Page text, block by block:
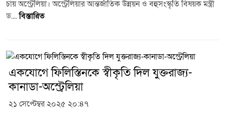
চায় অস্ট্রেলিয়া। অস্ট্রেলিয়ার আন্তর্জাতিক উন্নয়ন ও বহুসংস্কৃতি বিষয়ক মন্ত্রী
ড....বিস্তারিত
একযোগে ফিলিস্তিনকে স্বীকৃতি দিল যুক্তরাজ্য-
কানাডা-অস্ট্রেলিয়া
২১ সেপ্টেম্বর ২০২৫ ২০:৪৭